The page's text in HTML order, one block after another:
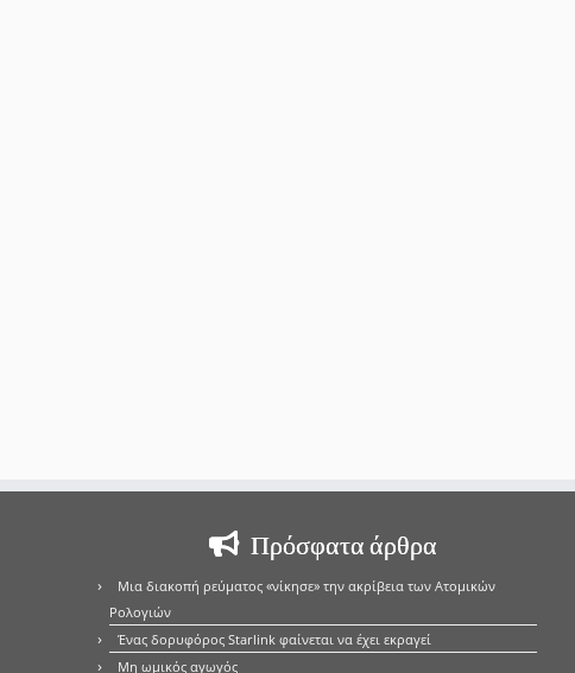
Πρόσφατα άρθρα
Μια διακοπή ρεύματος «νίκησε» την ακρίβεια των Ατομικών
Ρολογιών
Ένας δορυφόρος Starlink φαίνεται να έχει εκραγεί
Μη ωμικός αγωγός